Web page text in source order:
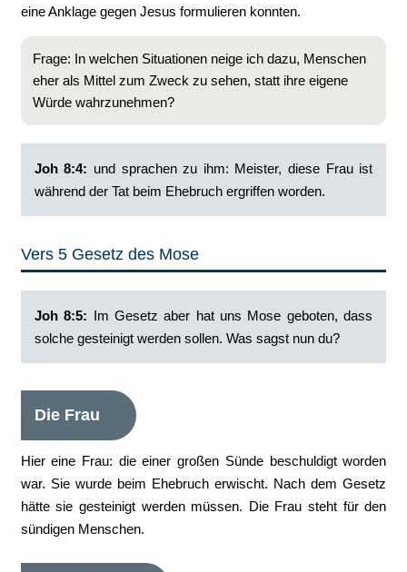
eine Anklage gegen Jesus formulieren konnten.
Frage: In welchen Situationen neige ich dazu, Menschen
eher als Mittel zum Zweck zu sehen, statt ihre eigene
Würde wahrzunehmen?
Joh 8:4: ‭und sprachen zu ihm: Meister, diese Frau ist
während der Tat beim Ehebruch ergriffen worden.
Vers 5 Gesetz des Mose
Joh 8:5: ‭ Im Gesetz aber hat uns Mose geboten, dass
solche gesteinigt werden sollen. Was sagst nun du?
Die Frau
Hier eine Frau: die einer großen Sünde beschuldigt worden
war. Sie wurde beim Ehebruch erwischt. Nach dem Gesetz
hätte sie gesteinigt werden müssen. Die Frau steht für den
sündigen Menschen.